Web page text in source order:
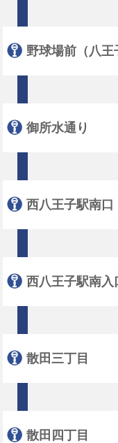
野球場前（八王
御所水通り
西八王子駅南口
西八王子駅南入
散田三丁目
散田四丁目